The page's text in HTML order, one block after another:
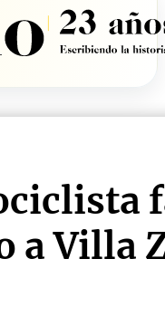
a Villa